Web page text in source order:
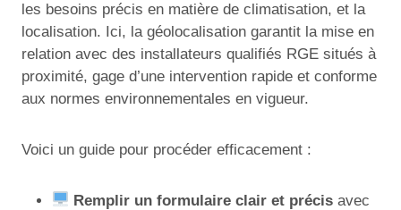
les besoins précis en matière de climatisation, et la
localisation. Ici, la géolocalisation garantit la mise en
relation avec des installateurs qualifiés RGE situés à
proximité, gage d’une intervention rapide et conforme
aux normes environnementales en vigueur.
Voici un guide pour procéder efficacement :
Remplir un formulaire clair et précis avec